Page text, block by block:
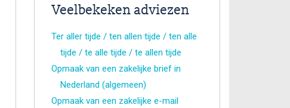
Veelbekeken adviezen
Ter aller tijde / ten allen tijde / ten alle
tijde / te alle tijde / te allen tijde
Opmaak van een zakelijke brief in
Nederland (algemeen)
Opmaak van een zakelijke e-mail